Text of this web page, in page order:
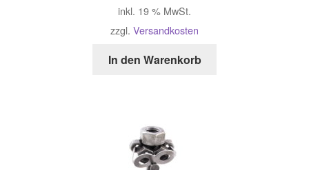
inkl. 19 % MwSt.
zzgl. Versandkosten
In den Warenkorb